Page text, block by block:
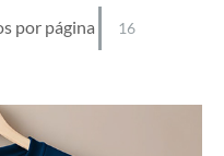
por página